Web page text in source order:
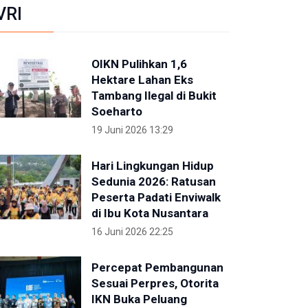
OIKN Pulihkan 1,6
Hektare Lahan Eks
Tambang Ilegal di Bukit
Soeharto
19 Juni 2026 13:29
Hari Lingkungan Hidup
Sedunia 2026: Ratusan
Peserta Padati Enviwalk
di Ibu Kota Nusantara
16 Juni 2026 22:25
Percepat Pembangunan
Sesuai Perpres, Otorita
IKN Buka Peluang